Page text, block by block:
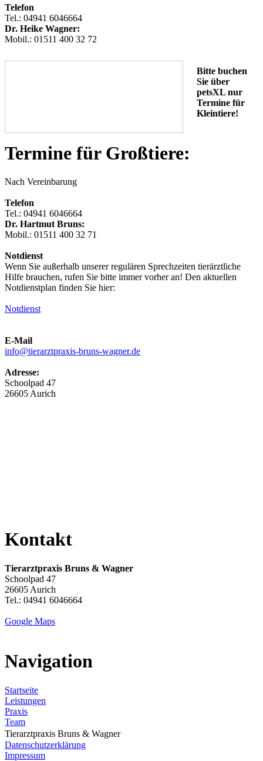
Telefon
Tel.: 04941 6046664
Dr. Heike Wagner:
Mobil.: 01511 400 32 72
Bitte buchen
Sie über
petsXL nur
Termine für
Kleintiere!
Termine für Großtiere:
Nach Vereinbarung
Telefon
Tel.: 04941 6046664
Dr. Hartmut Bruns:
Mobil.: 01511 400 32 71
Notdienst
Wenn Sie außerhalb unserer regulären Sprechzeiten tierärztliche
Hilfe brauchen, rufen Sie bitte immer vorher an! Den aktuellen
Notdienstplan finden Sie hier:
Notdienst
E-Mail
info@tierarztpraxis-bruns-wagner.de
Adresse:
Schoolpad 47
26605 Aurich
Kontakt
Tierarztpraxis Bruns & Wagner
Schoolpad 47
26605 Aurich
Tel.: 04941 6046664
Google Maps
Navigation
Startseite
Leistungen
Praxis
Team
Tierarztpraxis Bruns & Wagner
Datenschutzerklärung
Impressum